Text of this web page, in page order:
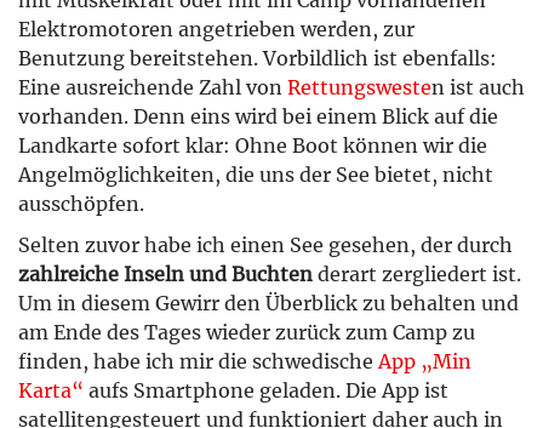
Elektromotoren angetrieben werden, zur
Benutzung bereitstehen. Vorbildlich ist ebenfalls:
Eine ausreichende Zahl von Rettungswesten ist auch
vorhanden. Denn eins wird bei einem Blick auf die
Landkarte sofort klar: Ohne Boot können wir die
Angelmöglichkeiten, die uns der See bietet, nicht
ausschöpfen.
Selten zuvor habe ich einen See gesehen, der durch
zahlreiche Inseln und Buchten derart zergliedert ist.
Um in diesem Gewirr den Überblick zu behalten und
am Ende des Tages wieder zurück zum Camp zu
finden, habe ich mir die schwedische App „Min
Karta“ aufs Smartphone geladen. Die App ist
satellitengesteuert und funktioniert daher auch in